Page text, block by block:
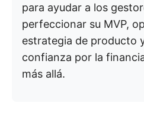
para ayudar a los
perfeccionar su MVP,
estrategia de producto
confianza por la
más allá.